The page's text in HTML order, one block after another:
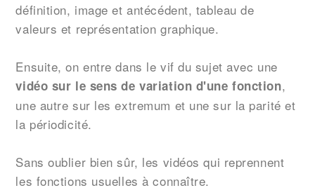
définition, image et antécédent, tableau de
valeurs et représentation graphique.
Ensuite, on entre dans le vif du sujet avec une
vidéo sur le sens de variation d'une fonction,
une autre sur les extremum et une sur la parité et
la périodicité.
Sans oublier bien sûr, les vidéos qui reprennent
les fonctions usuelles à connaître.